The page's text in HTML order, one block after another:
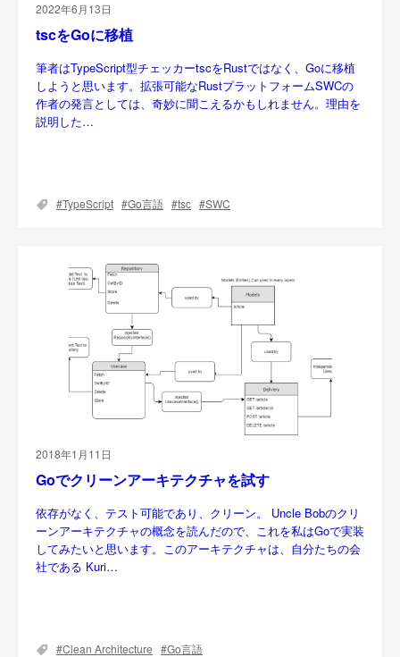
2022年6月13日
tscをGoに移植
筆者はTypeScript型チェッカーtscをRustではなく、Goに移植
しようと思います。拡張可能なRustプラットフォームSWCの
作者の発言としては、奇妙に聞こえるかもしれません。理由を
説明した…
TypeScript Go言語 tsc SWC
2018年1月11日
Goでクリーンアーキテクチャを試す
依存がなく、テスト可能であり、クリーン。 Uncle Bobのクリ
ーンアーキテクチャの概念を読んだので、これを私はGoで実装
してみたいと思います。このアーキテクチャは、自分たちの会
社である Kuri…
Clean Architecture Go言語